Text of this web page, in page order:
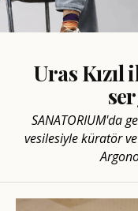
Uras Kızıl
SANATORIUM'da
vesilesiyle küratör